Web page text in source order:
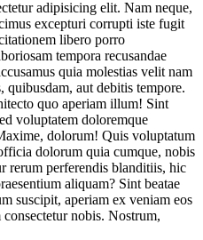
adipisicing elit. Nam neque,
excepturi corrupti iste fugit
libero porro
tempora recusandae
quia molestias velit nam
quibusdam, aut debitis tempore.
quo aperiam illum! Sint
voluptatem doloremque
dolorum! Quis voluptatum
dolorum quia cumque, nobis
rerum perferendis blanditiis, hic
aliquam? Sint beatae
suscipit, aperiam ex veniam eos
nobis. Nostrum,